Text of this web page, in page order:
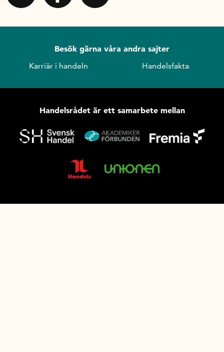
Besök gärna våra andra sajter
Karriär i handeln Handelsfakta
Handelsrådet är ett samarbete mellan